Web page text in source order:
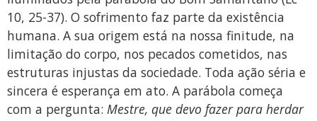
10, 25-37). O sofrimento faz parte da existência
humana. A sua origem está na nossa finitude, na
limitação do corpo, nos pecados cometidos, nas
estruturas injustas da sociedade. Toda ação séria e
sincera é esperança em ato. A parábola começa
com a pergunta: Mestre, que devo fazer para herdar